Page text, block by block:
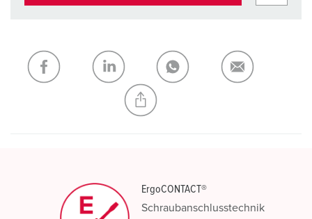
ErgoCONTACT®
Schraubanschlusstechnik